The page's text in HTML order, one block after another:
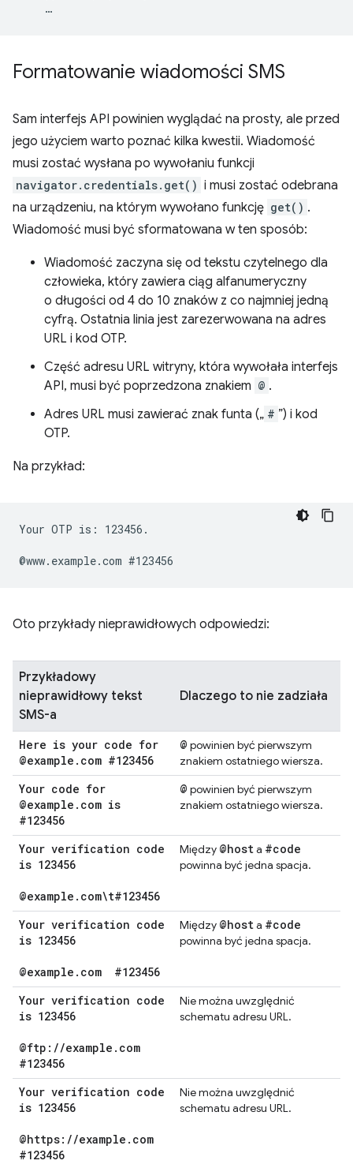
…
Formatowanie wiadomości SMS
Sam interfejs API powinien wyglądać na prosty, ale przed
jego użyciem warto poznać kilka kwestii. Wiadomość
musi zostać wysłana po wywołaniu funkcji
navigator.credentials.get() i musi zostać odebrana
na urządzeniu, na którym wywołano funkcję get() .
Wiadomość musi być sformatowana w ten sposób:
Wiadomość zaczyna się od tekstu czytelnego dla
człowieka, który zawiera ciąg alfanumeryczny
o długości od 4 do 10 znaków z co najmniej jedną
cyfrą. Ostatnia linia jest zarezerwowana na adres
URL i kod OTP.
Część adresu URL witryny, która wywołała interfejs
API, musi być poprzedzona znakiem @ .
Adres URL musi zawierać znak funta („ # ”) i kod
OTP.
Na przykład:
Your OTP is: 123456.
Oto przykłady nieprawidłowych odpowiedzi:
Przykładowy
nieprawidłowy tekst
SMS-a
Dlaczego to nie zadziała
Here is your code for
@example . com #123456
@ powinien być pierwszym
znakiem ostatniego wiersza.
Your code for
@example . com is
#123456
@ powinien być pierwszym
znakiem ostatniego wiersza.
Your verification code
is 123456
@example . com\t#123456
Między @hosta #code
powinna być jedna spacja.
Your verification code
is 123456
@example . com #123456
Między @hosta #code
powinna być jedna spacja.
Your verification code
is 123456
@ftp: //example . com
#123456
Nie można uwzględnić
schematu adresu URL.
Your verification code
is 123456
@https: //example . com
#123456
Nie można uwzględnić
schematu adresu URL.